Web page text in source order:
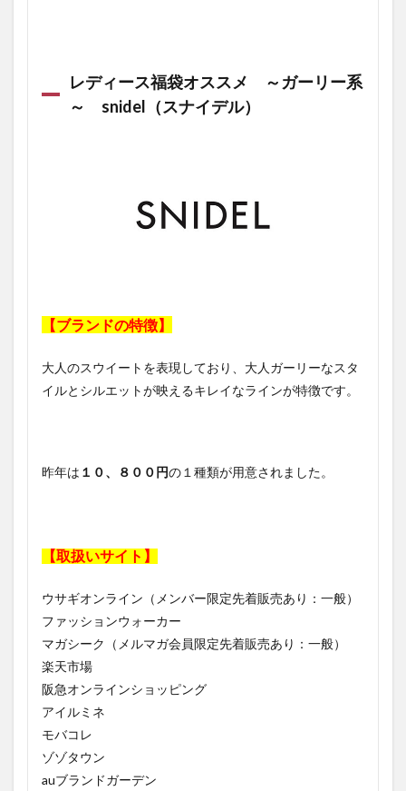
レディース福袋オススメ ～ガーリー系
～ snidel（スナイデル）
【ブランドの特徴】
大人のスウイートを表現しており、大人ガーリーなスタ
イルとシルエットが映えるキレイなラインが特徴です。
昨年は １０、８００円の１種類が用意されました。
【取扱いサイト】
ウサギオンライン（メンバー限定先着販売あり：一般）
ファッションウォーカー
マガシーク（メルマガ会員限定先着販売あり：一般）
楽天市場
阪急オンラインショッピング
アイルミネ
モバコレ
ゾゾタウン
auブランドガーデン